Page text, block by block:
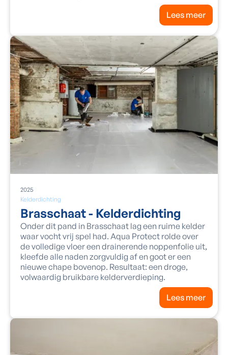
Lees meer
Kelderdichting
2025
Brasschaat - Kelderdichting
Onder dit pand in Brasschaat lag een ruime kelder
waar vocht vrij spel had. Aqua Protect rolde over
de volledige vloer een drainerende noppenfolie uit,
kleefde alle naden zorgvuldig af en goot er een
nieuwe chape bovenop. Resultaat: een droge,
volwaardig bruikbare kelderverdieping.
Lees meer